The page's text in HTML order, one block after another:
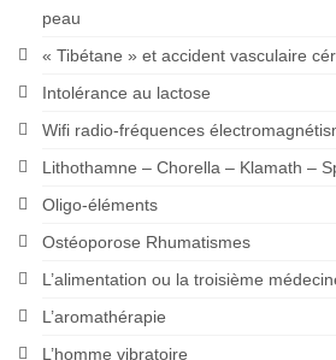
peau
« Tibétane » et accident vasculaire
Intolérance au lactose
Wifi radio-fréquences
Lithothamne – Chorella – Klamath –
Oligo-éléments
Ostéoporose Rhumatismes
L’alimentation ou la troisième
L’aromathérapie
L’homme vibratoire